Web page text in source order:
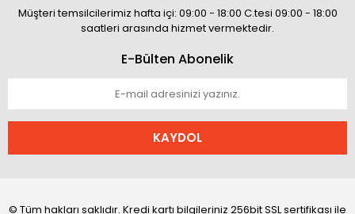
Müşteri temsilcilerimiz hafta içi: 09:00 - 18:00 C.tesi 09:00 - 18:00
saatleri arasında hizmet vermektedir.
E-Bülten Abonelik
KAYDOL
© Tüm hakları saklıdır. Kredi kartı bilgileriniz 256bit SSL sertifikası ile